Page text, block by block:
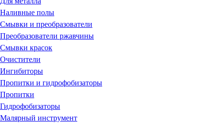
Наливные полы
Смывки и преобразователи
Преобразователи ржавчины
Смывки красок
Очистители
Ингибиторы
Пропитки и гидрофобизаторы
Пропитки
Гидрофобизаторы
Малярный инструмент